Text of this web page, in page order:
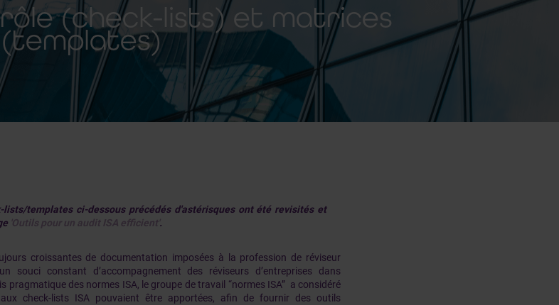
(check-lists) et matrices
(templates)
lists/templates ci-dessous précédés d'astérisques ont été revisités et
'Outils pour un audit ISA efficient'.
croissantes de documentation imposées à la profession de réviseur
souci constant d’accompagnement des réviseurs d’entreprises dans
pragmatique des normes ISA, le groupe de travail “normes ISA” a considéré
check-lists ISA pouvaient être apportées, afin de fournir des outils